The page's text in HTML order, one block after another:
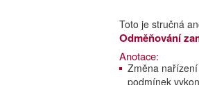
Toto je stručná
Odměňování
Anotace:
Změna
podmínek